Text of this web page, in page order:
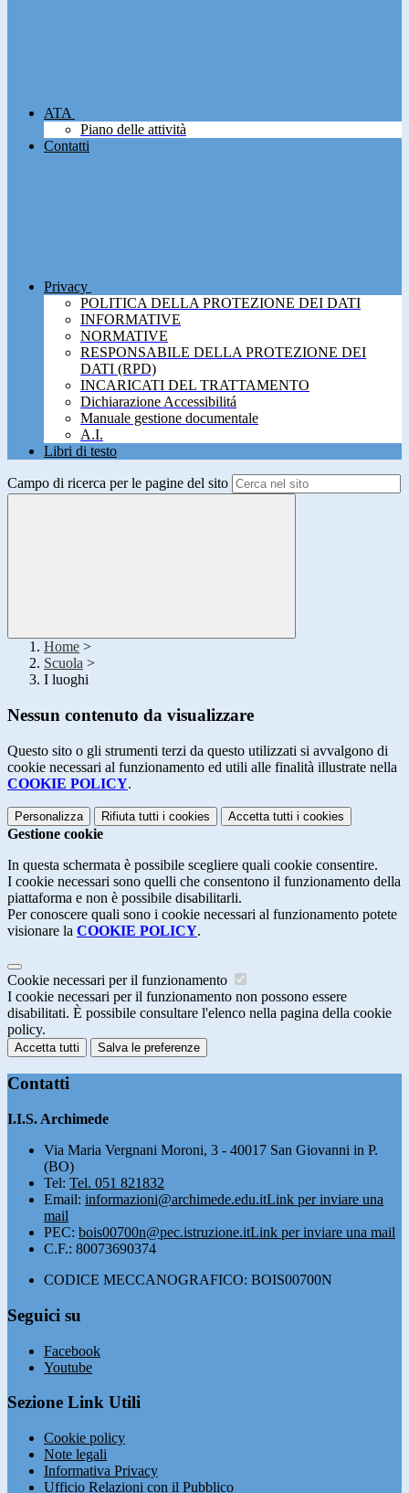
ATA
Piano delle attività
Contatti
Privacy
POLITICA DELLA PROTEZIONE DEI DATI
INFORMATIVE
NORMATIVE
RESPONSABILE DELLA PROTEZIONE DEI
DATI (RPD)
INCARICATI DEL TRATTAMENTO
Dichiarazione Accessibilitá
Manuale gestione documentale
A.I.
Libri di testo
Campo di ricerca per le pagine del sito
Home >
Scuola >
I luoghi
Nessun contenuto da visualizzare
Questo sito o gli strumenti terzi da questo utilizzati si avvalgono di
cookie necessari al funzionamento ed utili alle finalità illustrate nella
COOKIE POLICY.
Personalizza Rifiuta tutti i cookies Accetta tutti i cookies
Gestione cookie
In questa schermata è possibile scegliere quali cookie consentire.
I cookie necessari sono quelli che consentono il funzionamento della
piattaforma e non è possibile disabilitarli.
Per conoscere quali sono i cookie necessari al funzionamento potete
visionare la COOKIE POLICY.
Cookie necessari per il funzionamento
I cookie necessari per il funzionamento non possono essere
disabilitati. È possibile consultare l'elenco nella pagina della cookie
policy.
Accetta tutti Salva le preferenze
Contatti
I.I.S. Archimede
Via Maria Vergnani Moroni, 3 - 40017 San Giovanni in P.
(BO)
Tel: Tel. 051 821832
Email: informazioni@archimede.edu.itLink per inviare una
mail
PEC: bois00700n@pec.istruzione.itLink per inviare una mail
C.F.: 80073690374
CODICE MECCANOGRAFICO: BOIS00700N
Seguici su
Facebook
Youtube
Sezione Link Utili
Cookie policy
Note legali
Informativa Privacy
Ufficio Relazioni con il Pubblico